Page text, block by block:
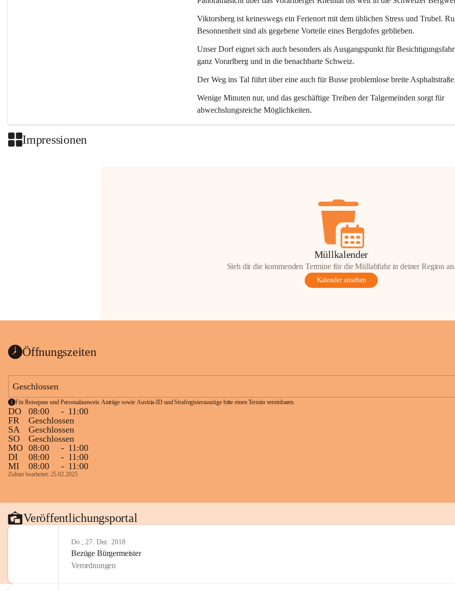
Viktorsberg ist keineswegs ein Ferienort mit dem üblichen Stress und Trubel.
Besonnenheit sind als gegebene Vorteile eines Bergdofes geblieben.
Unser Dorf eignet sich auch besonders als Ausgangspunkt für
ganz Vorarlberg und in die benachbarte Schweiz.
Der Weg ins Tal führt über eine auch für Busse problemlose breite
Wenige Minuten nur, und das geschäftige Treiben der Talgemeinden sorgt für
abwechslungsreiche Möglichkeiten.
Impressionen
Müllkalender
Sieh dir die kommenden Termine für die Müllabfuhr in deiner Region
Kalender ansehen
Öffnungszeiten
Geschlossen
Für Reisepass und Personalausweis Anträge sowie Austria-ID und Strafregisterauszüge bitte einen Termin vereinbaren.
DO 08:00 - 11:00
FR
Geschlossen
SA
Geschlossen
SO
Geschlossen
MO 08:00 - 11:00
DI
08:00 - 11:00
MI
08:00 - 11:00
Zuletzt bearbeitet: 25.02.2025
Veröffentlichungsportal
Do., 27. Dez. 2018
Bezüge Bürgermeister
Verordnungen